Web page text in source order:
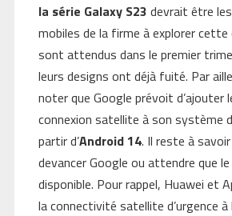
la série Galaxy S23 devrait être
mobiles de la firme à explorer
sont attendus dans le premier
leurs designs ont déjà fuité. Par
noter que Google prévoit d’ajouter
connexion satellite à son système
partir d’Android 14. Il reste à
devancer Google ou attendre que
disponible. Pour rappel, Huawei et
la connectivité satellite d’urgence à